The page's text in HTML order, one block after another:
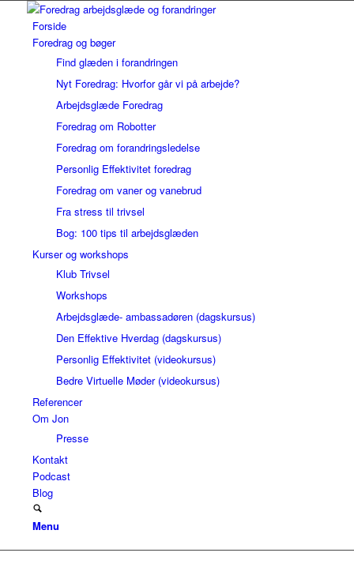
Forside
Foredrag og bøger
Find glæden i forandringen
Nyt Foredrag: Hvorfor går vi på arbejde?
Arbejdsglæde Foredrag
Foredrag om Robotter
Foredrag om forandringsledelse
Personlig Effektivitet foredrag
Foredrag om vaner og vanebrud
Fra stress til trivsel
Bog: 100 tips til arbejdsglæden
Kurser og workshops
Klub Trivsel
Workshops
Arbejdsglæde- ambassadøren (dagskursus)
Den Effektive Hverdag (dagskursus)
Personlig Effektivitet (videokursus)
Bedre Virtuelle Møder (videokursus)
Referencer
Om Jon
Presse
Kontakt
Podcast
Blog
Menu